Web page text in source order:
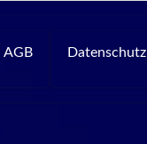
AGB Datenschutz